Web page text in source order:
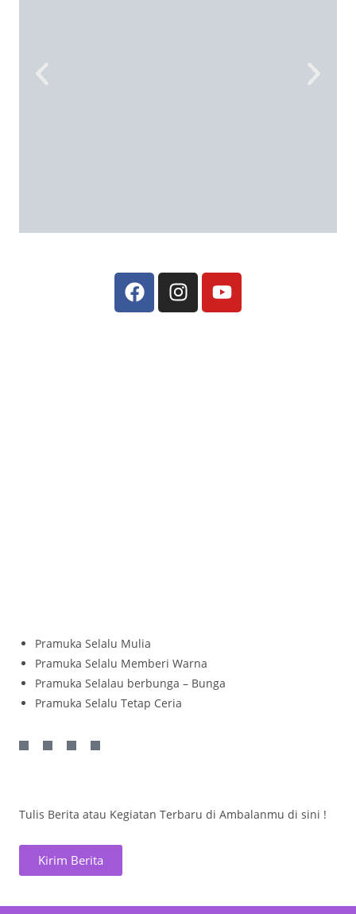
Pramuka Selalu Mulia
Pramuka Selalu Memberi Warna
Pramuka Selalau berbunga – Bunga
Pramuka Selalu Tetap Ceria
Tulis Berita atau Kegiatan Terbaru di Ambalanmu di sini !
Kirim Berita